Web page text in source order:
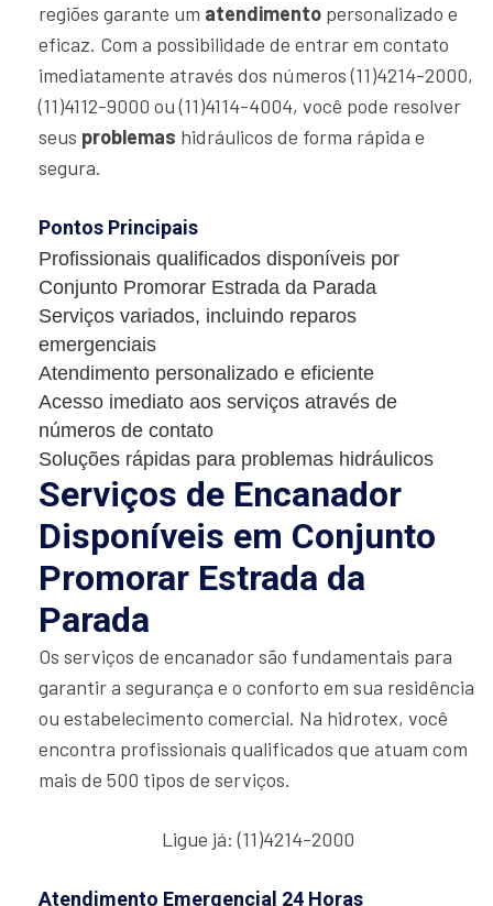
regiões garante um atendimento personalizado e
eficaz. Com a possibilidade de entrar em contato
imediatamente através dos números (11)4214-2000,
(11)4112-9000 ou (11)4114-4004, você pode resolver
seus problemas hidráulicos de forma rápida e
segura.
Pontos Principais
Profissionais qualificados disponíveis por
Conjunto Promorar Estrada da Parada
Serviços variados, incluindo reparos
emergenciais
Atendimento personalizado e eficiente
Acesso imediato aos serviços através de
números de contato
Soluções rápidas para problemas hidráulicos
Serviços de Encanador
Disponíveis em Conjunto
Promorar Estrada da
Parada
Os serviços de encanador são fundamentais para
garantir a segurança e o conforto em sua residência
ou estabelecimento comercial. Na hidrotex, você
encontra profissionais qualificados que atuam com
mais de 500 tipos de serviços.
Ligue já: (11)4214-2000
Atendimento Emergencial 24 Horas